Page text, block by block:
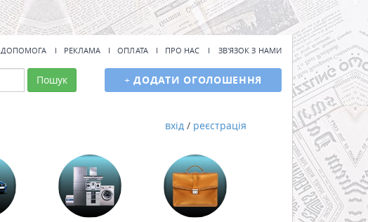
ДОПОМОГА РЕКЛАМА ОПЛАТА ПРО НАС ЗВ'ЯЗОК З НАМИ
Пошук + ДОДАТИ ОГОЛОШЕННЯ
вхід / реєстрація